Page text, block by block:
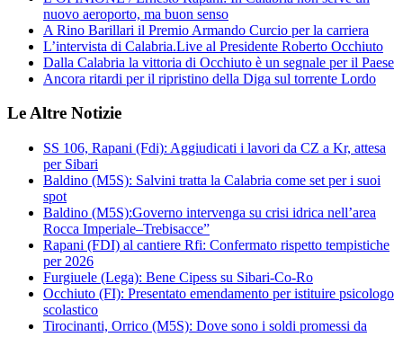
nuovo aeroporto, ma buon senso
A Rino Barillari il Premio Armando Curcio per la carriera
L’intervista di Calabria.Live al Presidente Roberto Occhiuto
Dalla Calabria la vittoria di Occhiuto è un segnale per il Paese
Ancora ritardi per il ripristino della Diga sul torrente Lordo
Le Altre Notizie
SS 106, Rapani (Fdi): Aggiudicati i lavori da CZ a Kr, attesa
per Sibari
Baldino (M5S): Salvini tratta la Calabria come set per i suoi
spot
Baldino (M5S):Governo intervenga su crisi idrica nell’area
Rocca Imperiale–Trebisacce”
Rapani (FDI) al cantiere Rfi: Confermato rispetto tempistiche
per 2026
Furgiuele (Lega): Bene Cipess su Sibari-Co-Ro
Occhiuto (FI): Presentato emendamento per istituire psicologo
scolastico
Tirocinanti, Orrico (M5S): Dove sono i soldi promessi da